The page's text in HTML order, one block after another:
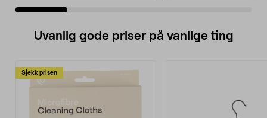
Uvanlig gode priser på vanlige ting
Sjekk prisen